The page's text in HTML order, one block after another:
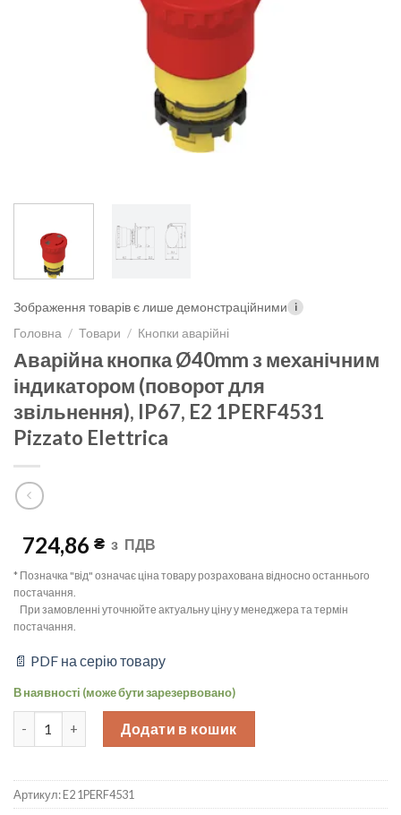
Зображення товарів є лише демонстраційними i
Головна / Товари / Кнопки аварійні
Аварійна кнопка Ø40mm з механічним
індикатором (поворот для
звільнення), IP67, E2 1PERF4531
Pizzato Elettrica
724,86 ₴ з ПДВ
* Позначка "від" означає ціна товару розрахована відносно останнього
постачання.
При замовленні уточнюйте актуальну ціну у менеджера та термін
постачання.
📄 PDF на серію товару
В наявності (може бути зарезервовано)
Аварійна кнопка Ø40mm з механічним індикатором (поворот
Додати в кошик
Артикул:E2 1PERF4531